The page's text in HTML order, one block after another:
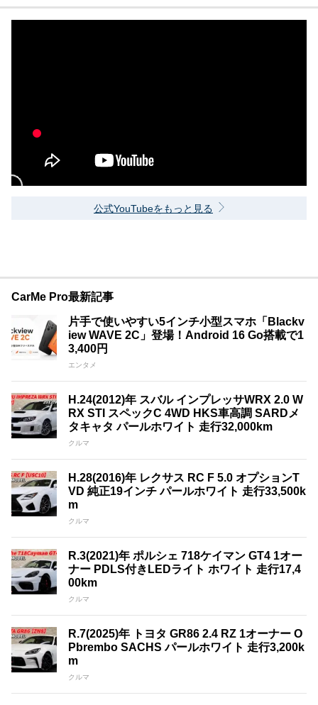
公式YouTubeをもっと見る
CarMe Pro最新記事
片手で使いやすい5インチ小型スマホ「Blackv
iew WAVE 2C」登場！Android 16 Go搭載で1
3,400円
エンタメ
H.24(2012)年 スバル インプレッサWRX 2.0 W
RX STI スペックC 4WD HKS車高調 SARDメ
タキャタ パールホワイト 走行32,000km
クルマ
H.28(2016)年 レクサス RC F 5.0 オプションT
VD 純正19インチ パールホワイト 走行33,500k
m
クルマ
R.3(2021)年 ポルシェ 718ケイマン GT4 1オー
ナー PDLS付きLEDライト ホワイト 走行17,4
00km
クルマ
R.7(2025)年 トヨタ GR86 2.4 RZ 1オーナー O
Pbrembo SACHS パールホワイト 走行3,200k
m
クルマ